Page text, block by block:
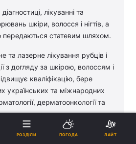
лікуванні та
шкіри, волосся і нігтів, а
передаються статевим шляхом.
та лазерне лікування рубців і
з догляду за шкірою, волоссям і
кваліфікацію, бере
українських та міжнародних
дерматоонкології та
Реклама
РОЗДІЛИ ПОГОДА ЛАЙТ